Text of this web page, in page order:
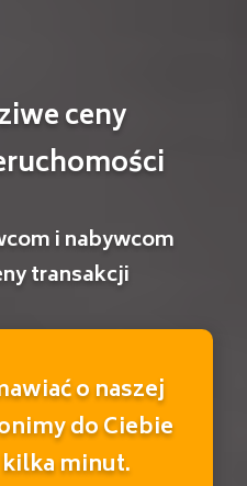
ceny
i nabywcom
transakcji
o naszej
do Ciebie
minut.